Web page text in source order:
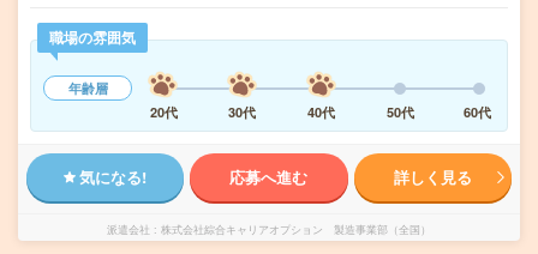
職場の雰囲気
年齢層
20代
30代 40代 50代 60代
気になる! 応募へ進む 詳しく見る
派遣会社 株式会社綜合キャリアオプション 製造事業部（全国）